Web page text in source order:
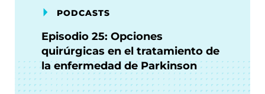
PODCASTS
Episodio 25: Opciones
quirúrgicas en el tratamiento de
la enfermedad de Parkinson